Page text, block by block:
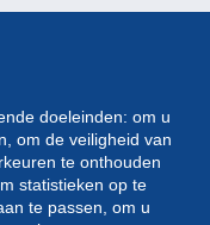
doeleinden: om u
om de veiligheid van
te onthouden
statistieken op te
te passen, om u